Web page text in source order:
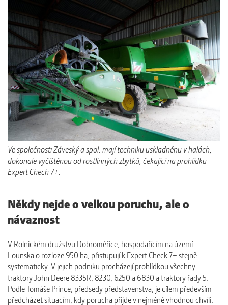
Ve společnosti Záveský a spol. mají techniku uskladněnu v halách,
dokonale vyčištěnou od rostlinných zbytků, čekající na prohlídku
Expert Chech 7+.
Někdy nejde o velkou poruchu, ale o
návaznost
V Rolnickém družstvu Dobroměřice, hospodařícím na území
Lounska o rozloze 950 ha, přistupují k Expert Check 7+ stejně
systematicky. V jejich podniku procházejí prohlídkou všechny
traktory John Deere 8335R, 8230, 6250 a 6830 a traktory řady 5.
Podle Tomáše Prince, předsedy představenstva, je cílem především
předcházet situacím, kdy porucha přijde v nejméně vhodnou chvíli.